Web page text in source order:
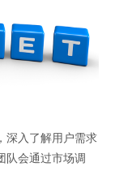
深入了解用户需求
队会通过市场调